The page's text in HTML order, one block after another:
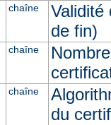
chaîne
Validité
de fin)
chaîne
chaîne
du